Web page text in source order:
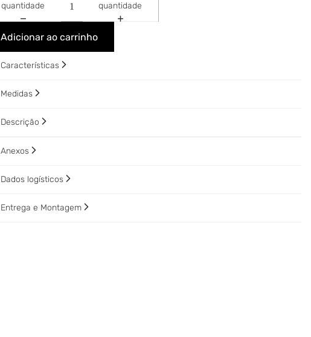
quantidade
quantidade
Adicionar ao carrinho
Características
Medidas
Descrição
Anexos
Dados logísticos
Entrega e Montagem